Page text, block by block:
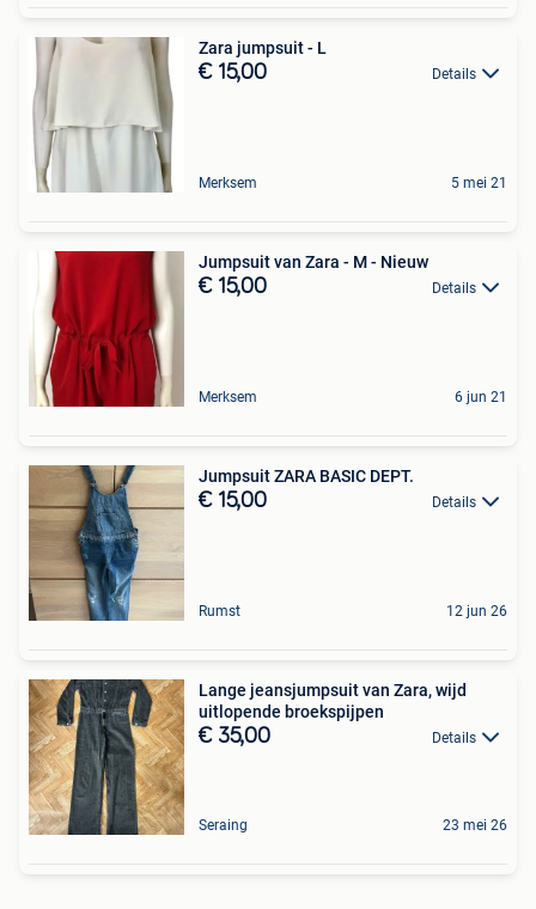
Zara jumpsuit - L
€ 15,00 Details
Merksem 5 mei 21
Jumpsuit van Zara - M - Nieuw
€ 15,00 Details
Merksem 6 jun 21
Jumpsuit ZARA BASIC DEPT.
€ 15,00 Details
Rumst 12 jun 26
Lange jeansjumpsuit van Zara, wijd
uitlopende broekspijpen
€ 35,00 Details
Seraing 23 mei 26